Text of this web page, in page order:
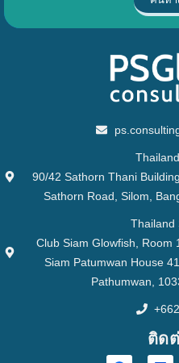
90/42 Sathorn Thani
Sathorn Road, Silom,
Thailand
Club Siam Glowfish, Room
Siam Patumwan House
Pathumwan,
ติด